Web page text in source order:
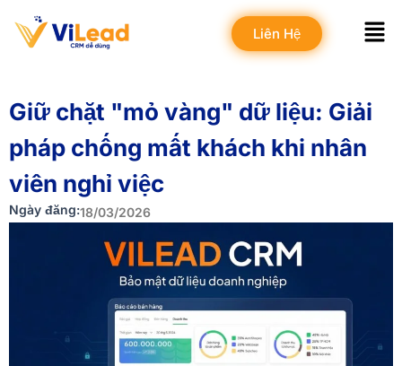
content
Liên Hệ
Giữ chặt "mỏ vàng" dữ liệu: Giải
pháp chống mất khách khi nhân
viên nghỉ việc
Ngày đăng:18/03/2026